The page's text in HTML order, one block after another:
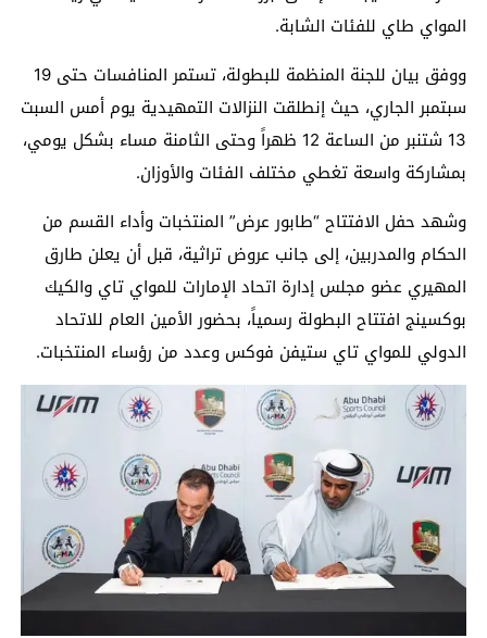
المواي طاي للفئات الشابة.
ووفق بيان للجنة المنظمة للبطولة، تستمر المنافسات حتى 19
سبتمبر الجاري، حيث إنطلقت النزالات التمهيدية يوم أمس السبت
13 شتنبر من الساعة 12 ظهراً وحتى الثامنة مساء بشكل يومي،
بمشاركة واسعة تغطي مختلف الفئات والأوزان.
وشهد حفل الافتتاح “طابور عرض” المنتخبات وأداء القسم من
الحكام والمدربين، إلى جانب عروض تراثية، قبل أن يعلن طارق
المهيري عضو مجلس إدارة اتحاد الإمارات للمواي تاي والكيك
بوكسينج افتتاح البطولة رسمياً، بحضور الأمين العام للاتحاد
الدولي للمواي تاي ستيفن فوكس وعدد من رؤساء المنتخبات.